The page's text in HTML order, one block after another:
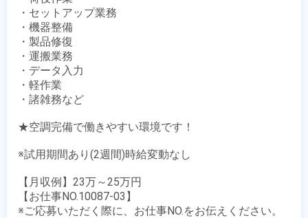
・セットアップ業務
・機器整備
・製品修復
・運搬業務
・データ入力
・軽作業
・諸雑務など
★空調完備で働きやすい環境です！
※試用期間あり(2週間)時給変動なし
【月収例】23万～25万円
【お仕事NO.10087-03】
※ご応募いただく際に、お仕事NO.をお伝えください。